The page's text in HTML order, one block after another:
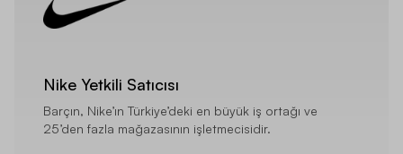
Nike Yetkili Satıcısı
Barçın, Nike’ın Türkiye’deki en büyük iş ortağı ve
25’den fazla mağazasının işletmecisidir.